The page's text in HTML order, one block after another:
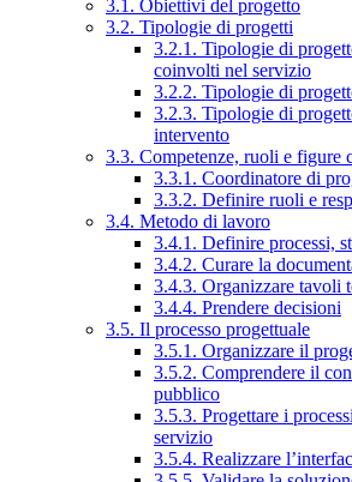
3.1. Obiettivi del progetto
3.2. Tipologie di progetti
3.2.1. Tipologie di
coinvolti nel servizio
3.2.2. Tipologie di
3.2.3. Tipologie di
intervento
3.3. Competenze, ruoli e figure
3.3.1. Coordinatore di
3.3.2. Definire ruoli e
3.4. Metodo di lavoro
3.4.1. Definire processi,
3.4.2. Curare la
3.4.3. Organizzare tavoli
3.4.4. Prendere decisioni
3.5. Il processo progettuale
3.5.1. Organizzare il
3.5.2. Comprendere il
pubblico
3.5.3. Progettare i
servizio
3.5.4. Realizzare